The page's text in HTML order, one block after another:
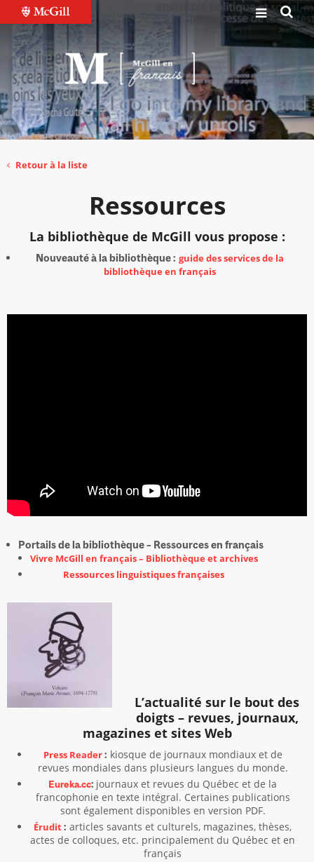
Retour à la liste
Ressources
La bibliothèque de McGill vous propose :
Nouveautéà la bibliothèque : guide des services de la
bibliothèque en français
Portails de la bibliothèque – Ressources en français
Vivre McGill en français – Bibliothèque et archives
Ressources linguistiques françaises
L’actualité sur le bout des
doigts – revues, journaux,
magazines et sites Web
Press Reader: kiosque de journaux mondiaux et de
revues mondiales dans plusieurs langues du monde.
Eureka.cc: journaux et revues du Québec et de la
francophonie en texte intégral. Certaines publications
sont également disponibles en version PDF.
Érudit: articles savants et culturels, magazines, thèses,
actes de colloques, etc. principalement du Québec et en
français